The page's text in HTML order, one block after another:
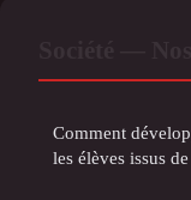
Comment
les élèves issus